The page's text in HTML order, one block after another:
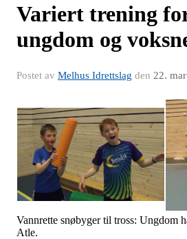
Variert trening
ungdom og
Postet av Melhus Idrettslag den 22.
Vannrette snøbyger til tross: Ungdom
Atle.